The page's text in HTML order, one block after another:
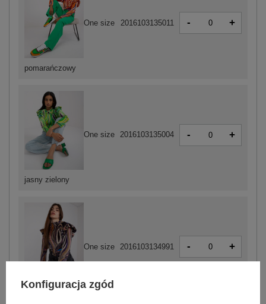
jasny zielony
One size 2016103135004 - +
czarno-beżowy
One size 2016103134991 - +
pomarańczowy
One size 2016103135011 - +
Konfiguracja zgód